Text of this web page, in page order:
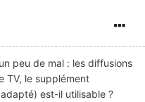
peu de mal : les diffusions
TV, le supplément
est-il utilisable ?